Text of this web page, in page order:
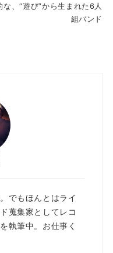
な、“遊び”から生まれた6人
組バンド
でもほんとはライ
蒐集家としてレコ
執筆中。お仕事く